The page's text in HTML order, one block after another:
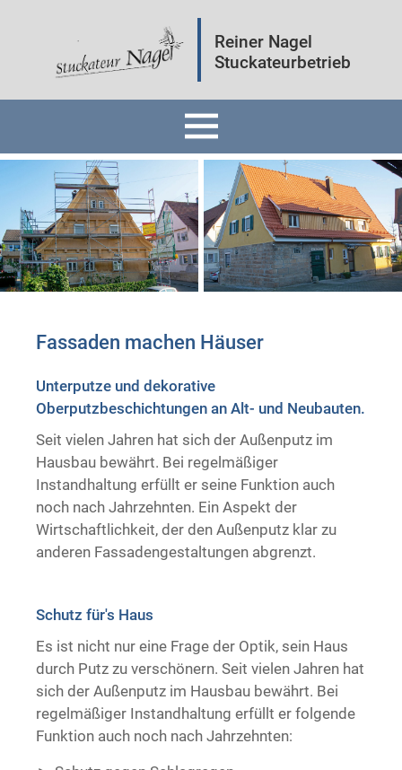
Reiner Nagel
Stuckateurbetrieb
Fassaden
Innenräume
Mineralputz
Wärmedämmung
Trockenausbau
Fassaden machen Häuser
Unterputze und dekorative
Oberputzbeschichtungen an Alt- und Neubauten.
Seit vielen Jahren hat sich der Außenputz im
Hausbau bewährt. Bei regelmäßiger
Instandhaltung erfüllt er seine Funktion auch
noch nach Jahrzehnten. Ein Aspekt der
Wirtschaftlichkeit, der den Außenputz klar zu
anderen Fassadengestaltungen abgrenzt.
Schutz für's Haus
Es ist nicht nur eine Frage der Optik, sein Haus
durch Putz zu verschönern. Seit vielen Jahren hat
sich der Außenputz im Hausbau bewährt. Bei
regelmäßiger Instandhaltung erfüllt er folgende
Funktion auch noch nach Jahrzehnten: